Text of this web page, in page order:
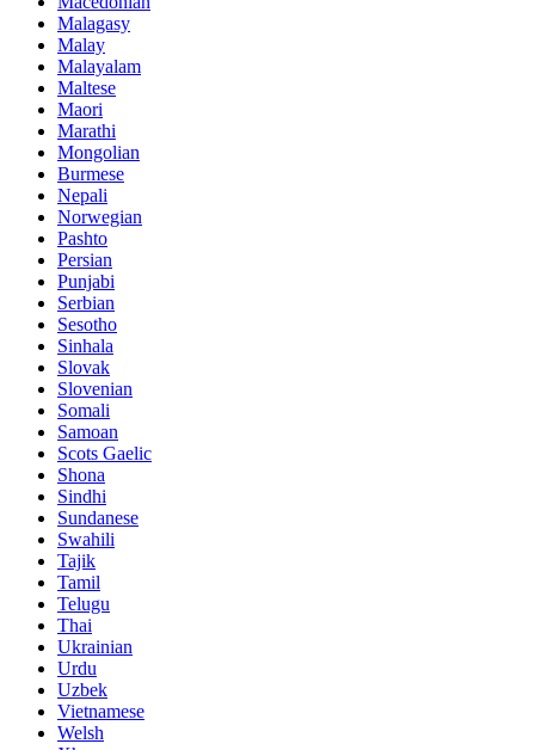
Malagasy
Malay
Malayalam
Maltese
Maori
Marathi
Mongolian
Burmese
Nepali
Norwegian
Pashto
Persian
Punjabi
Serbian
Sesotho
Sinhala
Slovak
Slovenian
Somali
Samoan
Scots Gaelic
Shona
Sindhi
Sundanese
Swahili
Tajik
Tamil
Telugu
Thai
Ukrainian
Urdu
Uzbek
Vietnamese
Welsh